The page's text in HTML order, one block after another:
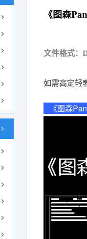
《图森
文件格式：
如需高定轻
《图森